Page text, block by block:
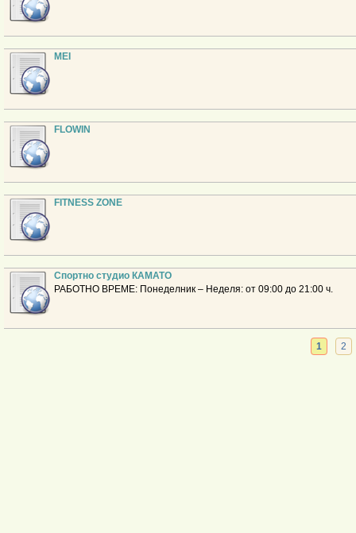
MEI
FLOWIN
FITNESS ZONE
Спортно студио КАМАТО
РАБОТНО ВРЕМЕ: Понеделник – Неделя: от 09:00 до 21:00 ч.
1 2